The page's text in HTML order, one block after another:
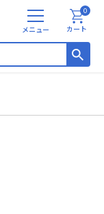
メ
ニ
カート
0